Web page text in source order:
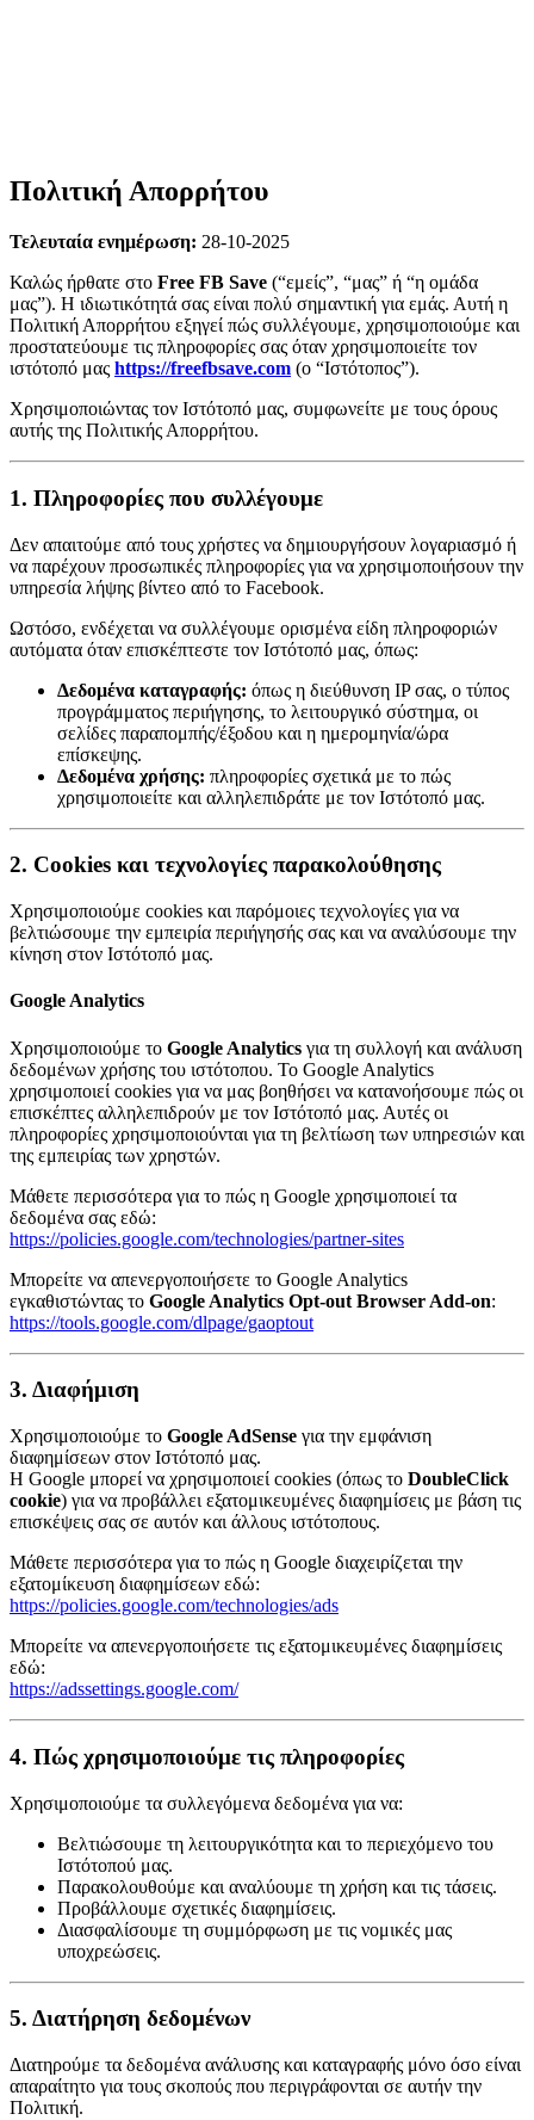
Πολιτική Απορρήτου
Τελευταία ενημέρωση: 28-10-2025
Καλώς ήρθατε στο Free FB Save (“εμείς”, “μας” ή “η ομάδα
μας”). Η ιδιωτικότητά σας είναι πολύ σημαντική για εμάς. Αυτή η
Πολιτική Απορρήτου εξηγεί πώς συλλέγουμε, χρησιμοποιούμε και
προστατεύουμε τις πληροφορίες σας όταν χρησιμοποιείτε τον
ιστότοπό μας https://freefbsave.com (ο “Ιστότοπος”).
Χρησιμοποιώντας τον Ιστότοπό μας, συμφωνείτε με τους όρους
αυτής της Πολιτικής Απορρήτου.
1. Πληροφορίες που συλλέγουμε
Δεν απαιτούμε από τους χρήστες να δημιουργήσουν λογαριασμό ή
να παρέχουν προσωπικές πληροφορίες για να χρησιμοποιήσουν την
υπηρεσία λήψης βίντεο από το Facebook.
Ωστόσο, ενδέχεται να συλλέγουμε ορισμένα είδη πληροφοριών
αυτόματα όταν επισκέπτεστε τον Ιστότοπό μας, όπως:
Δεδομένα καταγραφής: όπως η διεύθυνση IP σας, ο τύπος
προγράμματος περιήγησης, το λειτουργικό σύστημα, οι
σελίδες παραπομπής/έξοδου και η ημερομηνία/ώρα
επίσκεψης.
Δεδομένα χρήσης: πληροφορίες σχετικά με το πώς
χρησιμοποιείτε και αλληλεπιδράτε με τον Ιστότοπό μας.
2. Cookies και τεχνολογίες παρακολούθησης
Χρησιμοποιούμε cookies και παρόμοιες τεχνολογίες για να
βελτιώσουμε την εμπειρία περιήγησής σας και να αναλύσουμε την
κίνηση στον Ιστότοπό μας.
Google Analytics
Χρησιμοποιούμε το Google Analytics για τη συλλογή και ανάλυση
δεδομένων χρήσης του ιστότοπου. Το Google Analytics
χρησιμοποιεί cookies για να μας βοηθήσει να κατανοήσουμε πώς οι
επισκέπτες αλληλεπιδρούν με τον Ιστότοπό μας. Αυτές οι
πληροφορίες χρησιμοποιούνται για τη βελτίωση των υπηρεσιών και
της εμπειρίας των χρηστών.
Μάθετε περισσότερα για το πώς η Google χρησιμοποιεί τα
δεδομένα σας εδώ:
https://policies.google.com/technologies/partner-sites
Μπορείτε να απενεργοποιήσετε το Google Analytics
εγκαθιστώντας το Google Analytics Opt-out Browser Add-on:
https://tools.google.com/dlpage/gaoptout
3. Διαφήμιση
Χρησιμοποιούμε το Google AdSense για την εμφάνιση
διαφημίσεων στον Ιστότοπό μας.
Η Google μπορεί να χρησιμοποιεί cookies (όπως το DoubleClick
cookie) για να προβάλλει εξατομικευμένες διαφημίσεις με βάση τις
επισκέψεις σας σε αυτόν και άλλους ιστότοπους.
Μάθετε περισσότερα για το πώς η Google διαχειρίζεται την
εξατομίκευση διαφημίσεων εδώ:
https://policies.google.com/technologies/ads
Μπορείτε να απενεργοποιήσετε τις εξατομικευμένες διαφημίσεις
εδώ:
https://adssettings.google.com/
4. Πώς χρησιμοποιούμε τις πληροφορίες
Χρησιμοποιούμε τα συλλεγόμενα δεδομένα για να:
Βελτιώσουμε τη λειτουργικότητα και το περιεχόμενο του
Ιστότοπού μας.
Παρακολουθούμε και αναλύουμε τη χρήση και τις τάσεις.
Προβάλλουμε σχετικές διαφημίσεις.
Διασφαλίσουμε τη συμμόρφωση με τις νομικές μας
υποχρεώσεις.
5. Διατήρηση δεδομένων
Διατηρούμε τα δεδομένα ανάλυσης και καταγραφής μόνο όσο είναι
απαραίτητο για τους σκοπούς που περιγράφονται σε αυτήν την
Πολιτική.